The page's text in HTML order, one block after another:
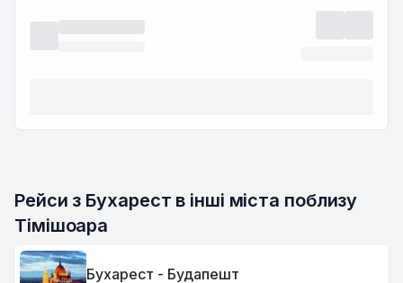
Рейси з Бухарест в інші міста поблизу
Тімішоара
Бухарест - Будапешт